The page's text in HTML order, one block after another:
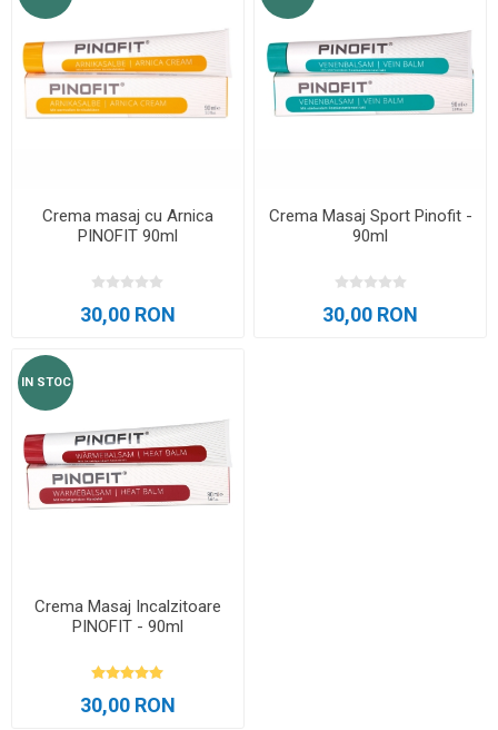
Crema masaj cu Arnica
PINOFIT 90ml
30,00 RON
Crema Masaj Sport Pinofit -
90ml
30,00 RON
IN STOC
Crema Masaj Incalzitoare
PINOFIT - 90ml
30,00 RON